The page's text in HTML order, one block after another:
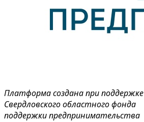
Платформа создана при поддержке
Свердловского областного фонда
поддержки предпринимательства